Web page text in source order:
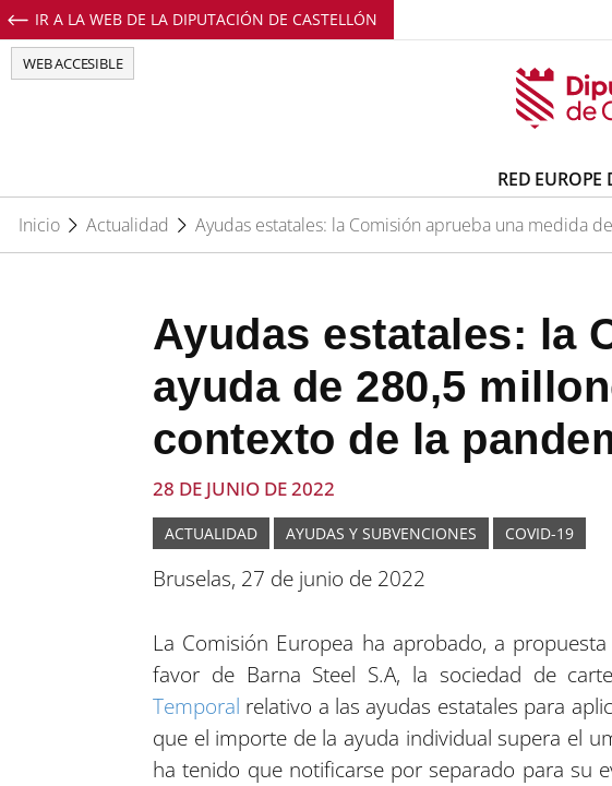
IR A LA WEB DE LA DIPUTACIÓN DE CASTELLÓN
WEB ACCESIBLE
RED EUROPE
Inicio
Actualidad Ayudas estatales: la Comisión aprueba una medida
Ayudas estatales: la
ayuda de 280,5
contexto de la
28 DE JUNIO DE 2022
ACTUALIDAD AYUDAS Y SUBVENCIONES COVID-19
Bruselas, 27 de junio de 2022
La Comisión Europea ha aprobado, a
favor de Barna Steel S.A, la sociedad de
Temporal relativo a las ayudas estatales para
que el importe de la ayuda individual supera el
ha tenido que notificarse por separado para su